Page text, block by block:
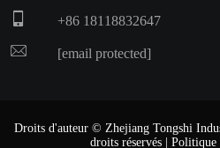
+86 18118832647
[email protected]
Droits d'auteur © Zhejiang Tongshi
droits réservés | Politique